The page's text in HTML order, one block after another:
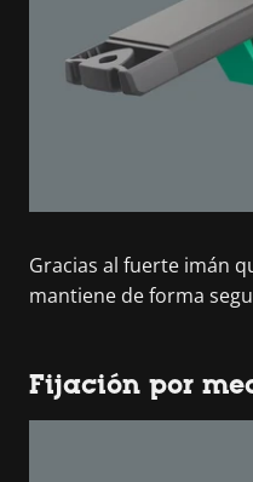
Gracias al fuerte imán
mantiene de forma
Fijación por